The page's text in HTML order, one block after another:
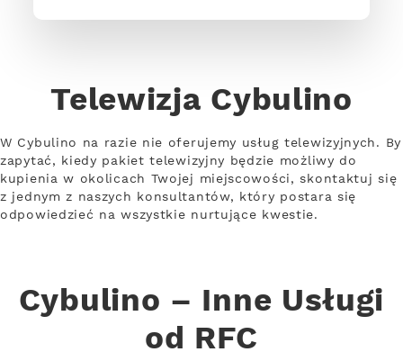
Telewizja Cybulino
W Cybulino na razie nie oferujemy usług telewizyjnych. By
zapytać, kiedy pakiet telewizyjny będzie możliwy do
kupienia w okolicach Twojej miejscowości, skontaktuj się
z jednym z naszych konsultantów, który postara się
odpowiedzieć na wszystkie nurtujące kwestie.
Cybulino – Inne Usługi
od RFC